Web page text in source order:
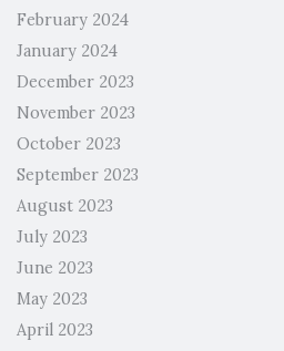
February 2024
January 2024
December 2023
November 2023
October 2023
September 2023
August 2023
July 2023
June 2023
May 2023
April 2023